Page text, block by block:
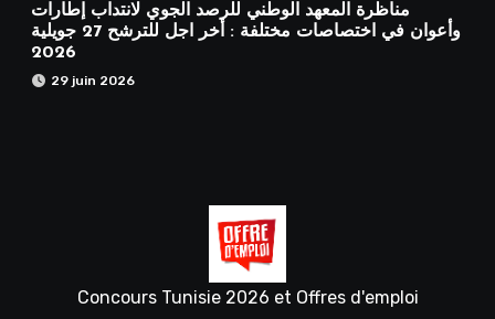
مناظرة المعهد الوطني للرصد الجوي لانتداب إطارات
وأعوان في اختصاصات مختلفة : أخر اجل للترشح 27 جويلية
2026
29 juin 2026
Concours Tunisie 2026 et Offres d'emploi